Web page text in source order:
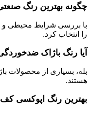
چگونه بهترین رنگ
با بررسی شرایط محیطی و
را انتخاب کرد.
آیا رنگ باژاک
بله، بسیاری از محصولات
هستند.
بهترین رنگ اپوکسی